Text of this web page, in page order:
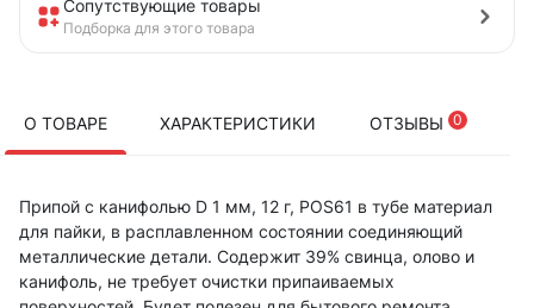
Сопутствующие товары
Подборка для этого товара
О ТОВАРЕ ХАРАКТЕРИСТИКИ ОТЗЫВЫ 0
Припой с канифолью D 1 мм, 12 г, POS61 в тубе материал
для пайки, в расплавленном состоянии соединяющий
металлические детали. Содержит 39% свинца, олово и
канифоль, не требует очистки припаиваемых